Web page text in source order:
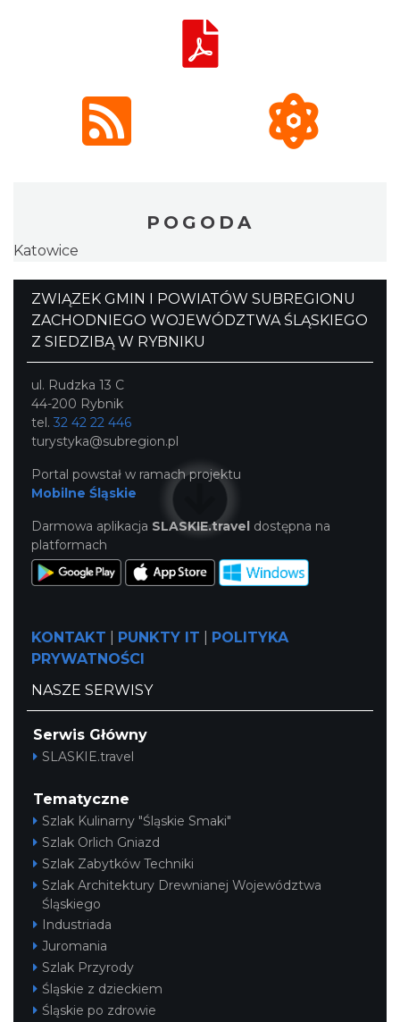
POGODA
Katowice
ZWIĄZEK GMIN I POWIATÓW SUBREGIONU
ZACHODNIEGO WOJEWÓDZTWA ŚLĄSKIEGO
Z SIEDZIBĄ W RYBNIKU
ul. Rudzka 13 C
44-200 Rybnik
tel. 32 42 22 446
turystyka@subregion.pl
Portal powstał w ramach projektu
Mobilne Śląskie
Darmowa aplikacja SLASKIE.travel dostępna na
platformach
KONTAKT PUNKTY IT
POLITYKA
PRYWATNOŚCI
NASZE SERWISY
Serwis Główny
SLASKIE.travel
Tematyczne
Szlak Kulinarny "Śląskie Smaki"
Szlak Orlich Gniazd
Szlak Zabytków Techniki
Szlak Architektury Drewnianej Województwa
Śląskiego
Industriada
Juromania
Szlak Przyrody
Śląskie z dzieckiem
Śląskie po zdrowie